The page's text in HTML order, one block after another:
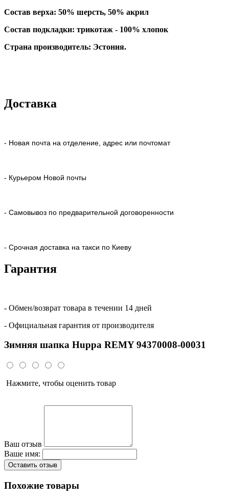
Состав верха: 50% шерсть, 50% акрил
Состав подкладки: трикотаж - 100% хлопок
Страна производитель: Эстония.
Доставка
- Новая почта на отделение, адрес или почтомат
- Курьером Новой почты
- Самовывоз по предварительной договоренности
- Срочная доставка на такси по Киеву
Гарантия
- Обмен/возврат товара в течении 14 дней
- Официальная гарантия от производителя
Зимняя шапка Huppa REMY 94370008-00031
Нажмите, чтобы оценить товар
Ваш отзыв
Ваше имя:
Оставить отзыв
Похожие товары